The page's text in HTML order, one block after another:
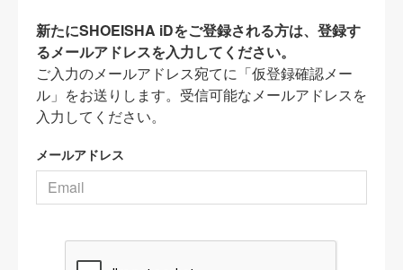
新たにSHOEISHA iDをご登録される方は、登録す
るメールアドレスを入力してください。
ご入力のメールアドレス宛てに「仮登録確認メー
ル」をお送りします。受信可能なメールアドレスを
入力してください。
メールアドレス